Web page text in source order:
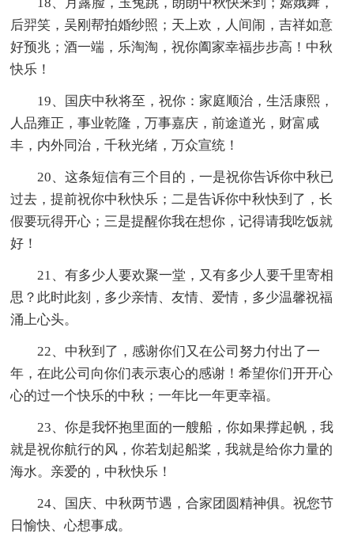
后羿笑，吴刚帮拍婚纱照；天上欢，人间闹，吉祥如意
好预兆；酒一端，乐淘淘，祝你阖家幸福步步高！中秋
快乐！
19、国庆中秋将至，祝你：家庭顺治，生活康熙，
人品雍正，事业乾隆，万事嘉庆，前途道光，财富咸
丰，内外同治，千秋光绪，万众宣统！
20、这条短信有三个目的，一是祝你告诉你中秋已
过去，提前祝你中秋快乐；二是告诉你中秋快到了，长
假要玩得开心；三是提醒你我在想你，记得请我吃饭就
好！
21、有多少人要欢聚一堂，又有多少人要千里寄相
思？此时此刻，多少亲情、友情、爱情，多少温馨祝福
涌上心头。
22、中秋到了，感谢你们又在公司努力付出了一
年，在此公司向你们表示衷心的感谢！希望你们开开心
心的过一个快乐的中秋；一年比一年更幸福。
23、你是我怀抱里面的一艘船，你如果撑起帆，我
就是祝你航行的风，你若划起船桨，我就是给你力量的
海水。亲爱的，中秋快乐！
24、国庆、中秋两节遇，合家团圆精神俱。祝您节
日愉快、心想事成。